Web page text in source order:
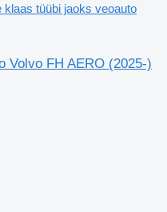
klaas tüübi jaoks veoauto
Volvo FH AERO (2025-)